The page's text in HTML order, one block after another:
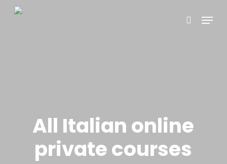
Skip
search
Menu
All Italian online
private courses